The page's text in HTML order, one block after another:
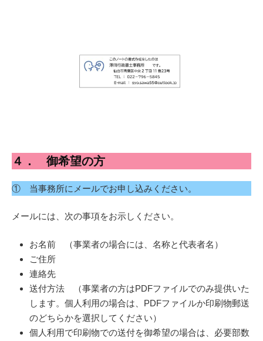
４． 御希望の方
① 当事務所にメールでお申し込みください。
メールには、次の事項をお示しください。
お名前 （事業者の場合には、名称と代表者名）
ご住所
連絡先
送付方法 （事業者の方はPDFファイルでのみ提供いた
します。個人利用の場合は、PDFファイルか印刷物郵送
のどちらかを選択してください）
個人利用で印刷物での送付を御希望の場合は、必要部数